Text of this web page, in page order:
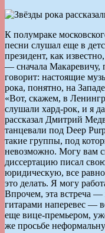
К полумраке
песни слушал еще в
президент, как
— сначала Макаревичу,
говорит: настоящие
рока, понятно, на
«Вот, скажем, в
слушали хард-рок, и я
рассказал Дмитрий
танцевали под Deep
такие группы, под
невозможно. Могу вам
диссертацию писал
юридическую, все
это делать. Я могу
Впрочем, эта встреча
гитарами наперевес —
еще вице-премьером,
же просьбе